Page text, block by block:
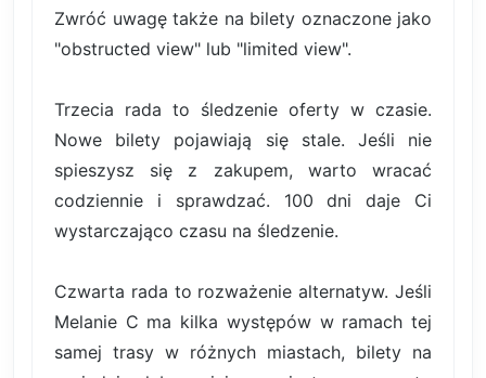
Zwróć uwagę także na bilety oznaczone jako
"obstructed view" lub "limited view".
Trzecia rada to śledzenie oferty w czasie.
Nowe bilety pojawiają się stale. Jeśli nie
spieszysz się z zakupem, warto wracać
codziennie i sprawdzać. 100 dni daje Ci
wystarczająco czasu na śledzenie.
Czwarta rada to rozważenie alternatyw. Jeśli
Melanie C ma kilka występów w ramach tej
samej trasy w różnych miastach, bilety na